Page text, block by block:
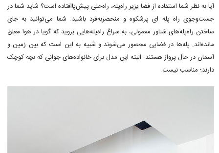
آیا به نظر شما استفاده از فضا یزیر راه‌پله، راه‌حلی پیش‌پاافتاده است؟ شاید شما در
جست‌وجوی راه پله ای پرشکوه و منحصربه‌فرد باشید. شما می‌توانید به جای
ساختن راه‌پله‌های شناور معمولی، به سراغ راه‌پله‌هایی بروید که گویا در هوا معلق
مانده‌اند. پله‌ها در فضایی محصور می‌شوند و شبیه به این است که بین زمین و
آسمان در حال پرواز هستند. البته این مدل برای خانواده‌های جوانی که بچه کوچک
دارند؛ مناسب نیست.